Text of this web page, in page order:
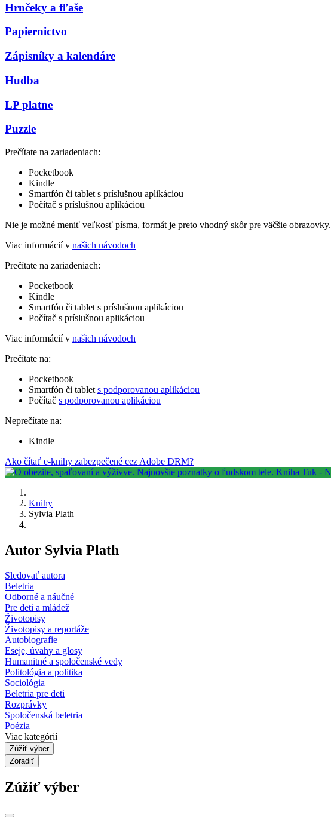
Hrnčeky a fľaše
Papiernictvo
Zápisníky a kalendáre
Hudba
LP platne
Puzzle
Prečítate na zariadeniach:
Pocketbook
Kindle
Smartfón či tablet s príslušnou aplikáciou
Počítač s príslušnou aplikáciou
Nie je možné meniť veľkosť písma, formát je preto vhodný skôr pre väčšie obrazovky.
Viac informácií v našich návodoch
Prečítate na zariadeniach:
Pocketbook
Kindle
Smartfón či tablet s príslušnou aplikáciou
Počítač s príslušnou aplikáciou
Viac informácií v našich návodoch
Prečítate na:
Pocketbook
Smartfón či tablet s podporovanou aplikáciou
Počítač s podporovanou aplikáciou
Neprečítate na:
Kindle
Ako čítať e-knihy zabezpečené cez Adobe DRM?
Knihy
Sylvia Plath
Autor Sylvia Plath
Sledovať autora
Beletria
Odborné a náučné
Pre deti a mládež
Životopisy
Životopisy a reportáže
Autobiografie
Eseje, úvahy a glosy
Humanitné a spoločenské vedy
Politológia a politika
Sociológia
Beletria pre deti
Rozprávky
Spoločenská beletria
Poézia
Viac kategórií
Zúžiť výber
Zoradiť
Zúžiť výber